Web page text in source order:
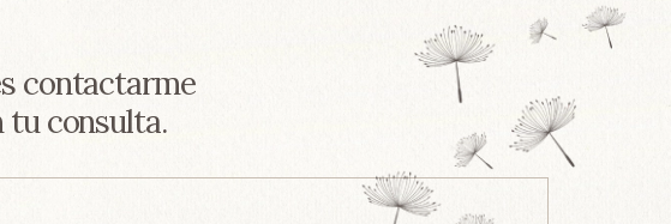
contactarme
tu consulta.